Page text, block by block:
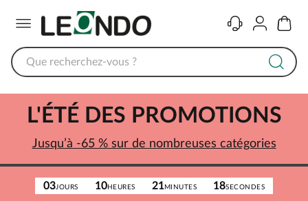
ContactComptePanier
03JOURS 10HEURES 21MINUTES 18SECONDES
L'ÉTÉ DES PROMOTIONS
Jusqu’à -65 % sur de nombreuses catégories